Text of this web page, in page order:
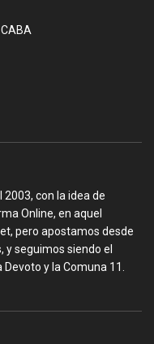
2003, con la idea de
Online, en aquel
pero apostamos desde
y seguimos siendo el
y la Comuna 11.